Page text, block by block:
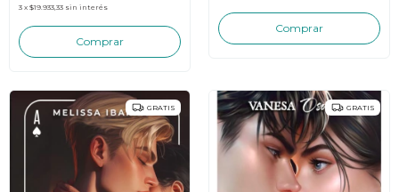
3 x $19.933,33 sin interés
GRATIS GRATIS